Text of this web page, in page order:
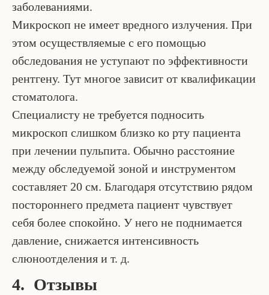
заболеваниями.
Микроскоп не имеет вредного излучения. При
этом осуществляемые с его помощью
обследования не уступают по эффективности
рентгену. Тут многое зависит от квалификации
стоматолога.
Специалисту не требуется подносить
микроскоп слишком близко ко рту пациента
при лечении пульпита. Обычно расстояние
между обследуемой зоной и инструментом
составляет 20 см. Благодаря отсутствию рядом
постороннего предмета пациент чувствует
себя более спокойно. У него не поднимается
давление, снижается интенсивность
слюноотделения и т. д.
4. Отзывы